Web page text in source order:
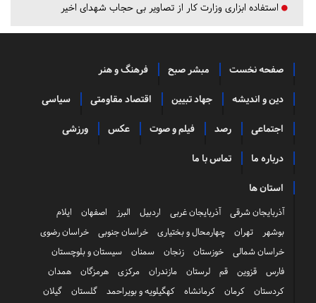
استفاده ابزاری وزارت کار از تصاویر بی حجاب شهدای اخیر
صفحه نخست مبشر صبح فرهنگ و هنر
دین و اندیشه جهاد تبیین اقتصاد مقاومتی سیاسی
اجتماعی رصد فیلم و صوت عکس ورزشی
درباره ما تماس با ما
استان ها
آذربایجان شرقی آذربایجان غربی اردبیل البرز اصفهان
ایلام
بوشهر
تهران چهارمحال و بختیاری خراسان جنوبی
خراسان رضوی
خراسان شمالی
خوزستان زنجان سمنان
سیستان و بلوچستان
فارس
قزوین قم لرستان مازندران مرکزی هرمزگان
همدان
کردستان
کرمان کرمانشاه کهگیلویه و بویراحمد گلستان گیلان